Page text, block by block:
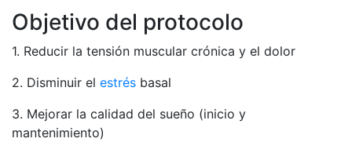
Objetivo del protocolo
1. Reducir la tensión muscular crónica y el dolor
2. Disminuir el estrés basal
3. Mejorar la calidad del sueño (inicio y
mantenimiento)